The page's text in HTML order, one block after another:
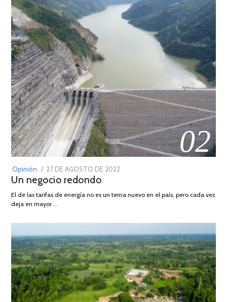
02
Opinión
POSTED
ON
27 DE AGOSTO DE 2022
DE
Un negocio redondo
El de las tarifas de energía no es un tema nuevo en el país, pero cada vez
deja en mayor …